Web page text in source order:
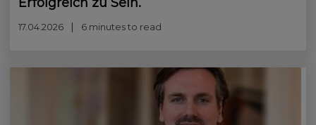
17.04.2026 6 minutes to read